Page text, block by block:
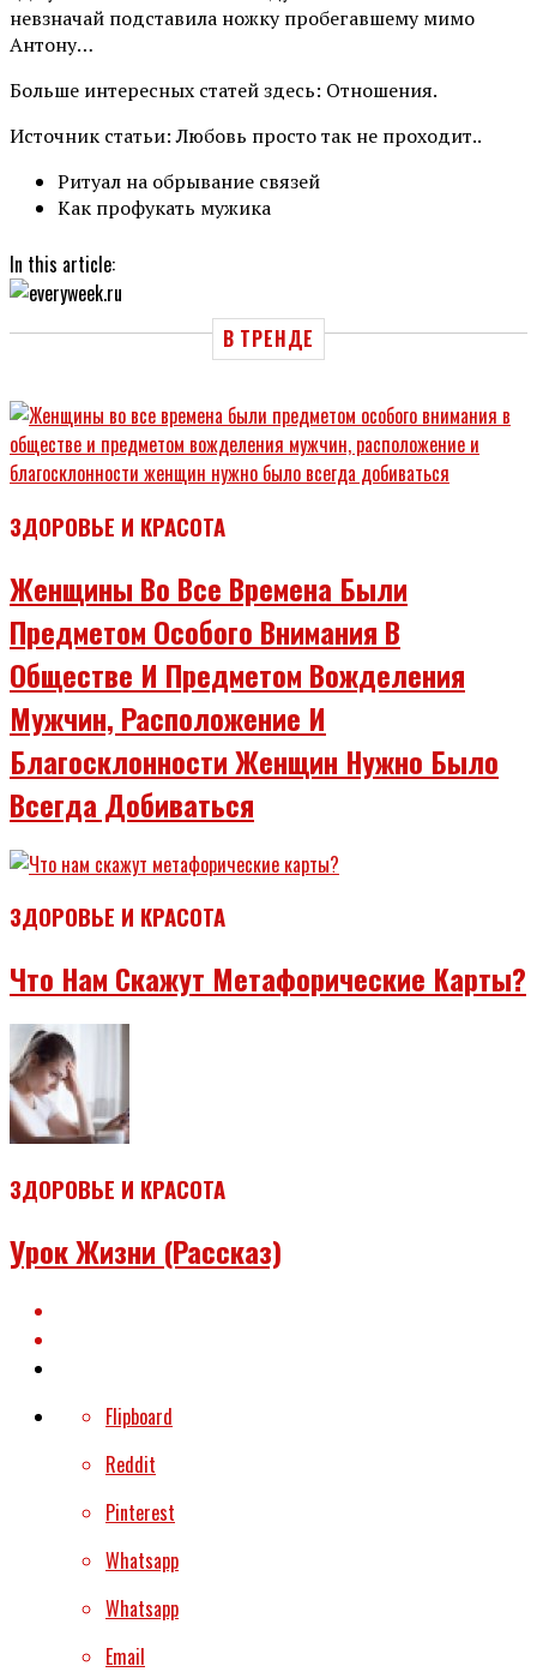
невзначай подставила ножку пробегавшему мимо
Антону…
Больше интересных статей здесь: Отношения.
Источник статьи: Любовь просто так не проходит..
Ритуал на обрывание связей
Как профукать мужика
In this article:
В ТРЕНДЕ
ЗДОРОВЬЕ И КРАСОТА
Женщины Во Все Времена Были
Предметом Особого Внимания В
Обществе И Предметом Вожделения
Мужчин, Расположение И
Благосклонности Женщин Нужно Было
Всегда Добиваться
ЗДОРОВЬЕ И КРАСОТА
Что Нам Скажут Метафорические Карты?
ЗДОРОВЬЕ И КРАСОТА
Урок Жизни (рассказ)
Flipboard
Reddit
Pinterest
Whatsapp
Whatsapp
Email